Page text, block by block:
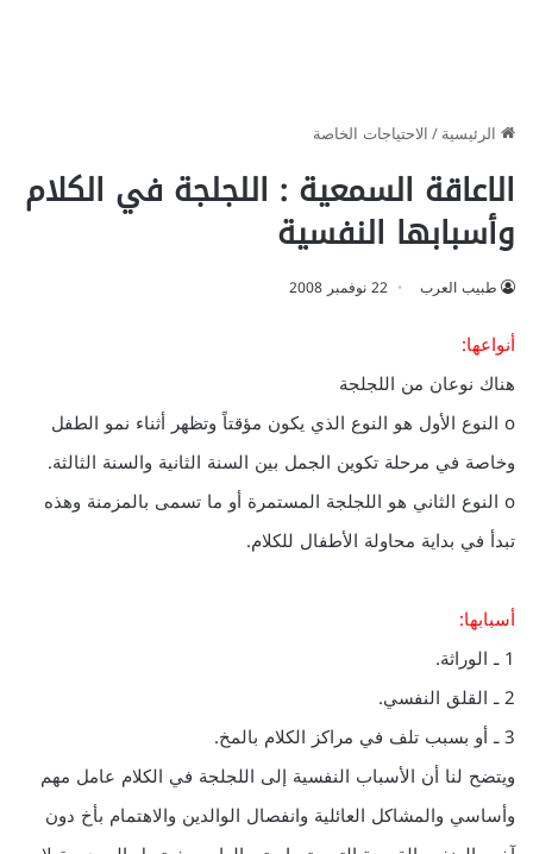
الرئيسية/الاحتياجات الخاصة
الاعاقة السمعية : اللجلجة في الكلام
وأسبابها النفسية
طبيب العرب 22 نوفمبر 2008
أنواعها:
هناك نوعان من اللجلجة
o النوع الأول هو النوع الذي يكون مؤقتاً وتظهر أثناء نمو الطفل
وخاصة في مرحلة تكوين الجمل بين السنة الثانية والسنة الثالثة.
o النوع الثاني هو اللجلجة المستمرة أو ما تسمى بالمزمنة وهذه
تبدأ في بداية محاولة الأطفال للكلام.
أسبابها:
1 ـ الوراثة.
2 ـ القلق النفسي.
3 ـ أو بسبب تلف في مراكز الكلام بالمخ.
ويتضح لنا أن الأسباب النفسية إلى اللجلجة في الكلام عامل مهم
وأساسي والمشاكل العائلية وانفصال الوالدين والاهتمام بأخ دون